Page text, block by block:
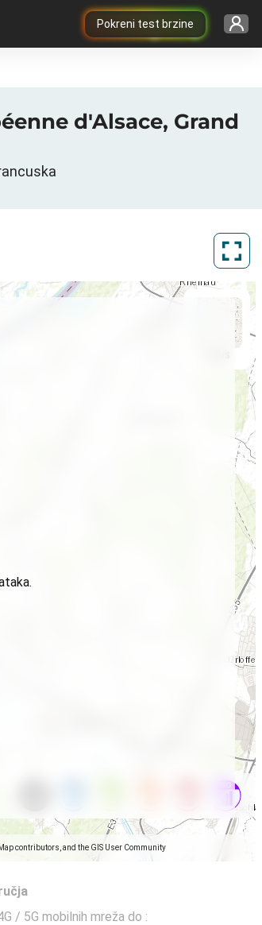
Pokreni test brzine
d'Alsace, Grand
contributors, and the GIS User Community
/ 5G mobilnih mreža do :